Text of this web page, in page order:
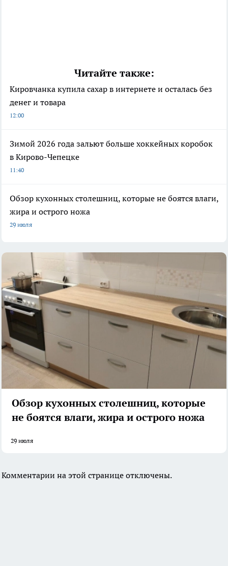
Читайте также:
Кировчанка купила сахар в интернете и осталась без
денег и товара
12:00
Зимой 2026 года зальют больше хоккейных коробок
в Кирово-Чепецке
11:40
Обзор кухонных столешниц, которые не боятся влаги,
жира и острого ножа
29 июля
Обзор кухонных столешниц, которые
не боятся влаги, жира и острого ножа
29 июля
Комментарии на этой странице отключены.